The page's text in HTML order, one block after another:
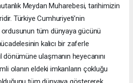
Meydan Muharebesi, tarihimizin
Türkiye Cumhuriyeti’nin
ordusunun tüm dünyaya gücünü
kalıcı bir zaferle
dönümüne ulaşmanın heyecanını
olanın eldeki imkanların çokluğu